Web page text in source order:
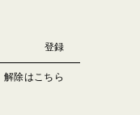
解除はこちら